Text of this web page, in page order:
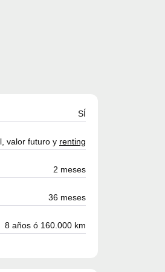
SÍ
valor futuro y renting
2 meses
36 meses
8 años ó 160.000 km